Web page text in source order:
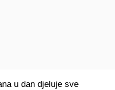
u dan djeluje sve